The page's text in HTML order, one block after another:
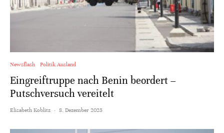
Newsflash Politik Ausland
Eingreiftruppe nach Benin beordert –
Putschversuch vereitelt
Elisabeth Koblitz · 8. Dezember 2025